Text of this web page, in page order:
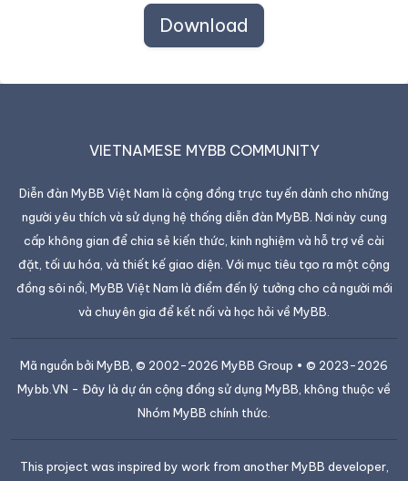
Download
VIETNAMESE MYBB COMMUNITY
Diễn đàn MyBB Việt Nam là cộng đồng trực tuyến dành cho những
người yêu thích và sử dụng hệ thống diễn đàn MyBB. Nơi này cung
cấp không gian để chia sẻ kiến thức, kinh nghiệm và hỗ trợ về cài
đặt, tối ưu hóa, và thiết kế giao diện. Với mục tiêu tạo ra một cộng
đồng sôi nổi, MyBB Việt Nam là điểm đến lý tưởng cho cả người mới
và chuyên gia để kết nối và học hỏi về MyBB.
Mã nguồn bởi MyBB , © 2002-2026 MyBB Group • © 2023-2026
Mybb.VN - Đây là dự án cộng đồng sử dụng MyBB, không thuộc về
Nhóm MyBB chính thức.
This project was inspired by work from another MyBB developer,